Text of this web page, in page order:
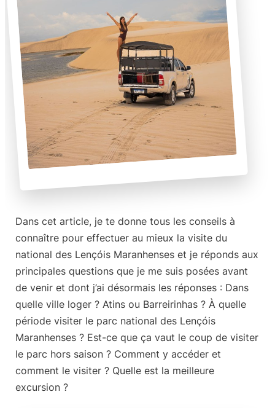
Dans cet article, je te donne tous les conseils à
connaître pour effectuer au mieux la visite du
national des Lençóis Maranhenses et je réponds aux
principales questions que je me suis posées avant
de venir et dont j’ai désormais les réponses : Dans
quelle ville loger ? Atins ou Barreirinhas ? À quelle
période visiter le parc national des Lençóis
Maranhenses ? Est-ce que ça vaut le coup de visiter
le parc hors saison ? Comment y accéder et
comment le visiter ? Quelle est la meilleure
excursion ?